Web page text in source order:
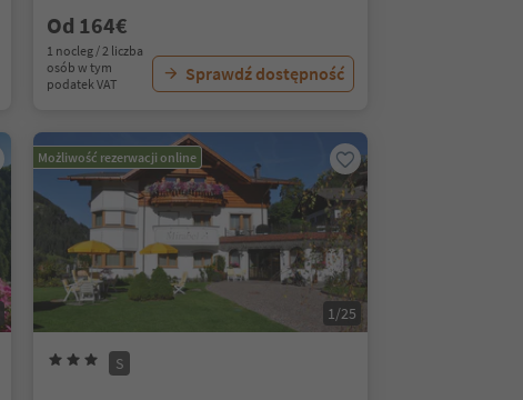
Od 164€
1 nocleg / 2 liczba
osób w tym
podatek VAT
Sprawdź dostępność
Możliwość rezerwacji online
1/25
S